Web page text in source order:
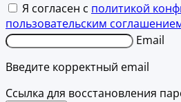
Я согласен с политикой
пользовательским
Email
Введите корректный email
Ссылка для восстановления